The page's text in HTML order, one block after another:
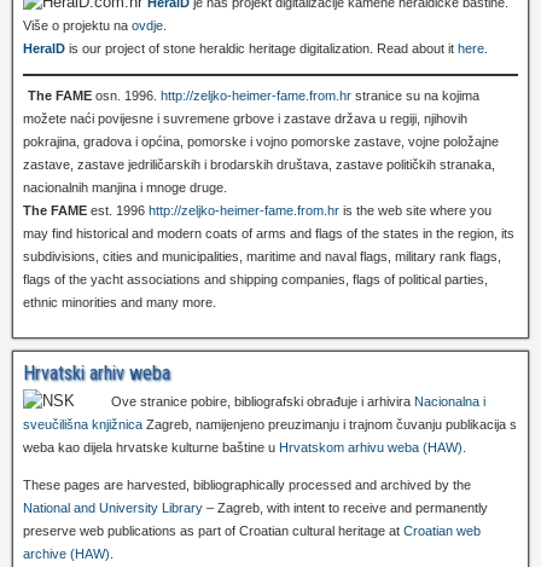
Više o projektu na ovdje
HeralD is our project of stone heraldic heritage digitalization. Read about it here
The FAME osn. 1996. http://zeljko-heimer-fame.from.hr stranice su na kojima
možete naći povijesne i suvremene grbove i zastave država u regiji, njihovih
pokrajina, gradova i općina, pomorske i vojno pomorske zastave, vojne položajne
zastave, zastave jedriličarskih i brodarskih društava, zastave političkih stranaka,
nacionalnih manjina i mnoge druge.
The FAME est. 1996 http://zeljko-heimer-fame.from.hr is the web site where you
may find historical and modern coats of arms and flags of the states in the region, its
subdivisions, cities and municipalities, maritime and naval flags, military rank flags,
flags of the yacht associations and shipping companies, flags of political parties,
ethnic minorities and many more.
Hrvatski arhiv weba
Ove stranice pobire, bibliografski obrađuje i arhivira Nacionalna i
sveučilišna knjižnica Zagreb, namijenjeno preuzimanju i trajnom čuvanju publikacija s
weba kao dijela hrvatske kulturne baštine u Hrvatskom arhivu weba (HAW).
These pages are harvested, bibliographically processed and archived by the
National and University Library – Zagreb, with intent to receive and permanently
preserve web publications as part of Croatian cultural heritage at Croatian web
archive (HAW).